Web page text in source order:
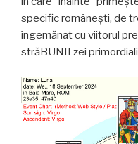
specific românești, de
îngemănat cu viitorul
străBUNII zei